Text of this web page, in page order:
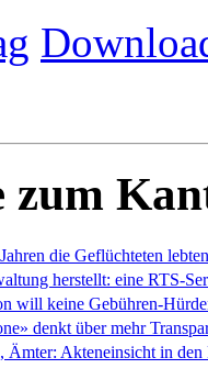
zum
die Geflüchteten lebten
herstellt: eine RTS-
will keine Gebühren-
denkt über mehr
Ämter: Akteneinsicht in den